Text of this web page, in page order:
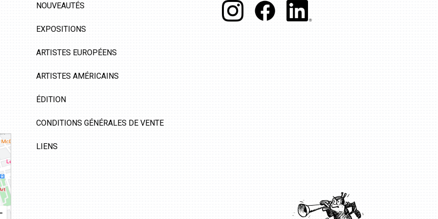
NOUVEAUTÉS
EXPOSITIONS
ARTISTES EUROPÉENS
ARTISTES AMÉRICAINS
ÉDITION
CONDITIONS GÉNÉRALES DE VENTE
LIENS